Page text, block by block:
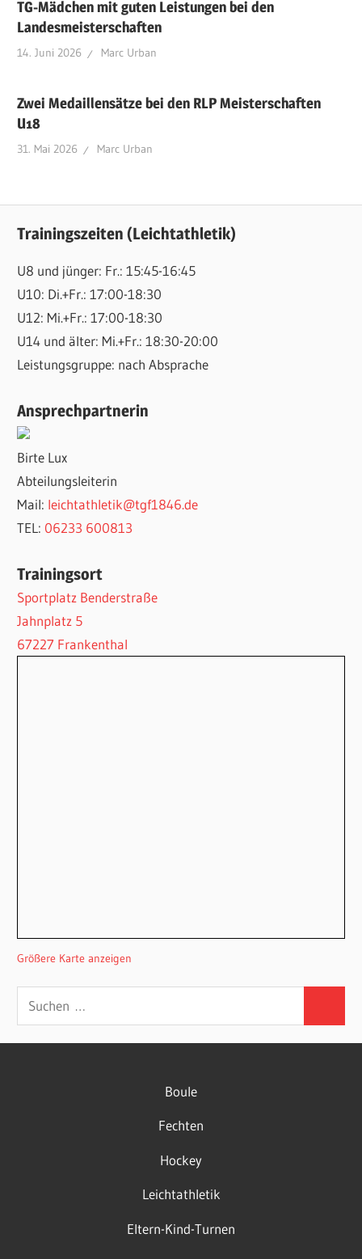
TG-Mädchen mit guten Leistungen bei den
Landesmeisterschaften
14. Juni 2026 Marc Urban
Zwei Medaillensätze bei den RLP Meisterschaften
U18
31. Mai 2026 Marc Urban
Trainingszeiten (Leichtathletik)
U8 und jünger: Fr.: 15:45-16:45
U10: Di.+Fr.: 17:00-18:30
U12: Mi.+Fr.: 17:00-18:30
U14 und älter: Mi.+Fr.: 18:30-20:00
Leistungsgruppe: nach Absprache
Ansprechpartnerin
Birte Lux
Abteilungsleiterin
Mail: leichtathletik@tgf1846.de
TEL: 06233 600813
Trainingsort
Sportplatz Benderstraße
Jahnplatz 5
67227 Frankenthal
Größere Karte anzeigen
Suchen
nach:
Boule
Fechten
Hockey
Leichtathletik
Eltern-Kind-Turnen